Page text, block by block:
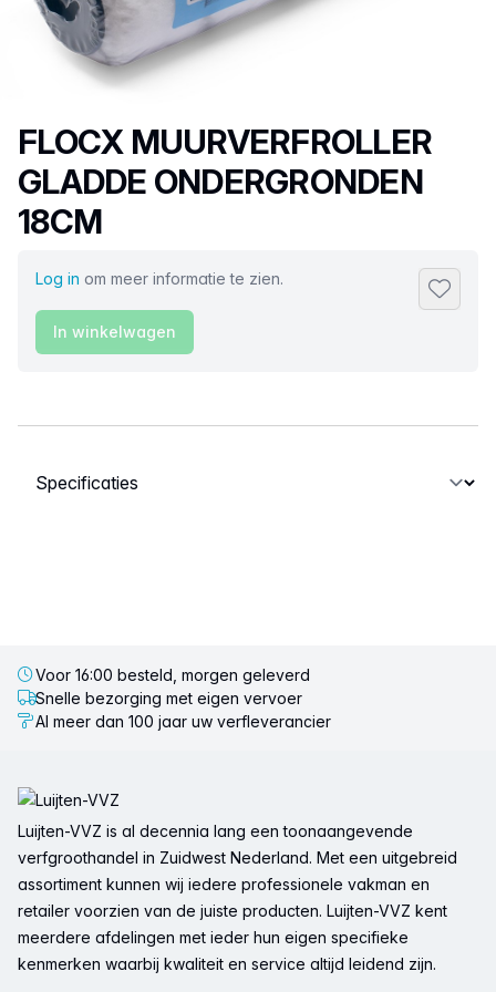
Productnaam
FLOCX MUURVERFROLLER
GLADDE ONDERGRONDEN
18CM
Log in om meer informatie te zien.
In winkelwagen
Selecteer een tabblad
Voor 16:00 besteld, morgen geleverd
Snelle bezorging met eigen vervoer
Al meer dan 100 jaar uw verfleverancier
Luijten-VVZ is al decennia lang een toonaangevende
verfgroothandel in Zuidwest Nederland. Met een uitgebreid
assortiment kunnen wij iedere professionele vakman en
retailer voorzien van de juiste producten. Luijten-VVZ kent
meerdere afdelingen met ieder hun eigen specifieke
kenmerken waarbij kwaliteit en service altijd leidend zijn.